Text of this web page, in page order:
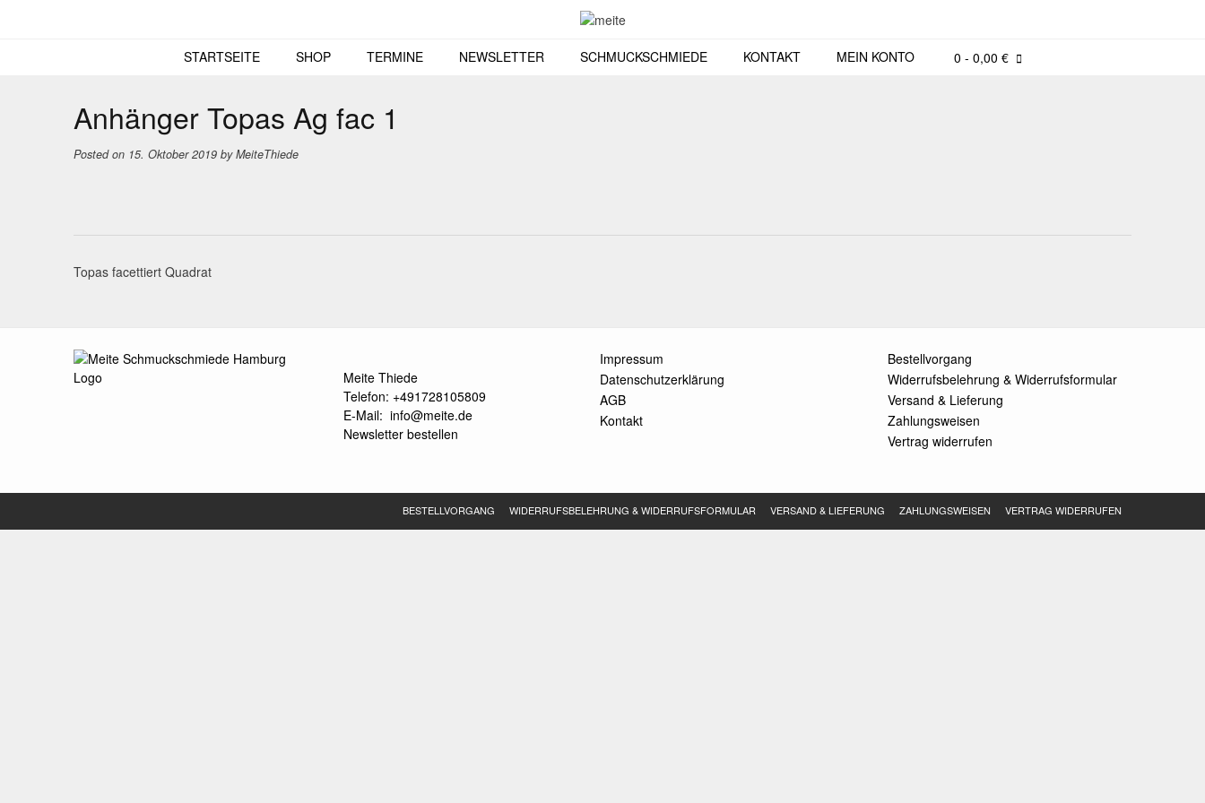
STARTSEITE SHOP TERMINE NEWSLETTER SCHMUCKSCHMIEDE KONTAKT MEIN KONTO 0 - 0,00 €
Anhänger Topas Ag fac 1
Posted on 15. Oktober 2019 byMeiteThiede
Post
Topas facettiert Quadrat
Meite Thiede
Telefon: +491728105809
E-Mail: info@meite.de
Newsletter bestellen
Impressum
Datenschutzerklärung
AGB
Kontakt
Bestellvorgang
Widerrufsbelehrung & Widerrufsformular
Versand & Lieferung
Zahlungsweisen
Vertrag widerrufen
BESTELLVORGANG WIDERRUFSBELEHRUNG & WIDERRUFSFORMULAR VERSAND & LIEFERUNG ZAHLUNGSWEISEN VERTRAG WIDERRUFEN